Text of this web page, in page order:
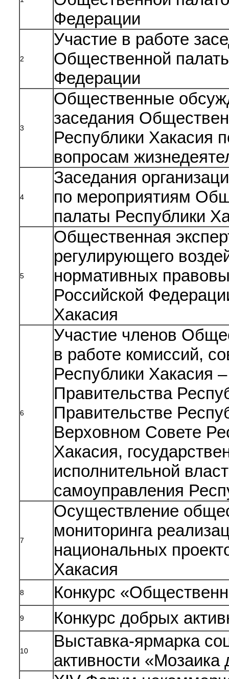
Федерации
2
Участие в работе
Общественной
Федерации
3
Общественные
заседания
Республики Хакасия
вопросам
4
Заседания
по мероприятиям
палаты Республики
5
Общественная
регулирующего
нормативных
Российской
Хакасия
6
Участие членов
в работе комиссий,
Республики Хакасия
Правительства
Правительстве
Верховном Совете
Хакасия,
исполнительной
самоуправления
7
Осуществление
мониторинга
национальных
Хакасия
8 Конкурс
9 Конкурс добрых
10
Выставка-ярмарка
активности